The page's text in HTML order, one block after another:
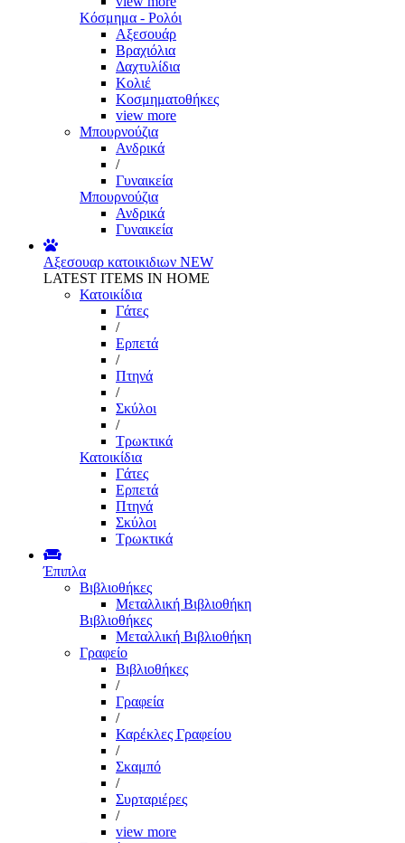
Κόσμημα - Ρολόι
Αξεσουάρ
Βραχιόλια
Δαχτυλίδια
Κολιέ
Κοσμηματοθήκες
view more
Μπουρνούζια
Ανδρικά
/
Γυναικεία
Μπουρνούζια
Ανδρικά
Γυναικεία
Αξεσουαρ κατοικιδιων NEW
LATEST ITEMS IN HOME
Κατοικίδια
Γάτες
/
Ερπετά
/
Πτηνά
/
Σκύλοι
/
Τρωκτικά
Κατοικίδια
Γάτες
Ερπετά
Πτηνά
Σκύλοι
Τρωκτικά
Έπιπλα
Βιβλιοθήκες
Μεταλλική Βιβλιοθήκη
Βιβλιοθήκες
Μεταλλική Βιβλιοθήκη
Γραφείο
Βιβλιοθήκες
/
Γραφεία
/
Καρέκλες Γραφείου
/
Σκαμπό
/
Συρταριέρες
/
view more